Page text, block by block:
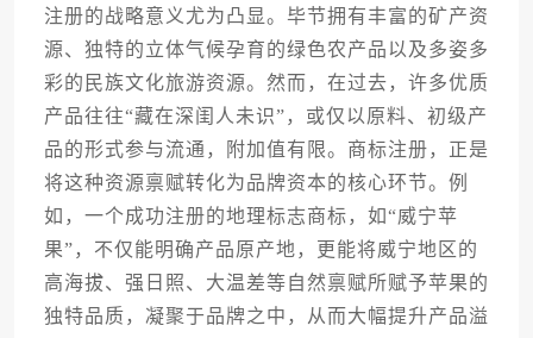
注册的战略意义尤为凸显。毕节拥有丰富的矿产资
源、独特的立体气候孕育的绿色农产品以及多姿多
彩的民族文化旅游资源。然而，在过去，许多优质
产品往往“藏在深闺人未识”，或仅以原料、初级产
品的形式参与流通，附加值有限。商标注册，正是
将这种资源禀赋转化为品牌资本的核心环节。例
如，一个成功注册的地理标志商标，如“威宁苹
果”，不仅能明确产品原产地，更能将威宁地区的
高海拔、强日照、大温差等自然禀赋所赋予苹果的
独特品质，凝聚于品牌之中，从而大幅提升产品溢